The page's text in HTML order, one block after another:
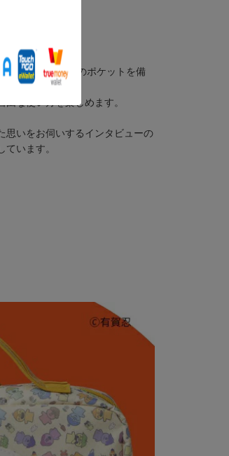
くさんのサイズのポケットを備
な使い方を楽しめます。
思いをお伺いするインタビューの
います。